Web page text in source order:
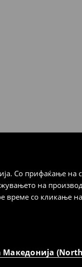
Со прифаќање на
на
време со кликање на
Македонија